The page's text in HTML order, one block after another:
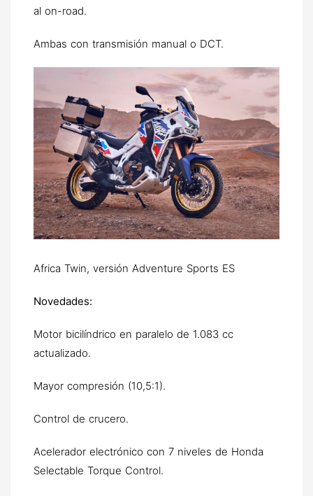
al on-road.
Ambas con transmisión manual o DCT.
Africa Twin, versión Adventure Sports ES
Novedades:
Motor bicilíndrico en paralelo de 1.083 cc
actualizado.
Mayor compresión (10,5:1).
Control de crucero.
Acelerador electrónico con 7 niveles de Honda
Selectable Torque Control.